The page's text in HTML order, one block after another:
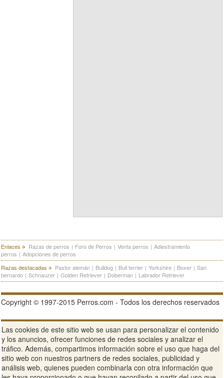
Enlaces Razas de perros | Foro de Perros | Venta perros | Adiestramiento
perros | Adopciones de perros
Razas destacadas
Pastor alemán | Bulldog | Bull terrier | Yorkshire | Boxer | San
bernardo | Schnauzer | Golden Retriever | Doberman | Labrador Retriever
Copyright © 1997-2015 Perros.com - Todos los derechos reservados
Publicidad en Perros.com | Contacte | Aviso Legal Política de
privacidad | Condiciones de uso
Ver sitio web completo
Las cookies de este sitio web se usan para personalizar el contenido
y los anuncios, ofrecer funciones de redes sociales y analizar el
tráfico. Además, compartimos información sobre el uso que haga del
sitio web con nuestros partners de redes sociales, publicidad y
análisis web, quienes pueden combinarla con otra información que